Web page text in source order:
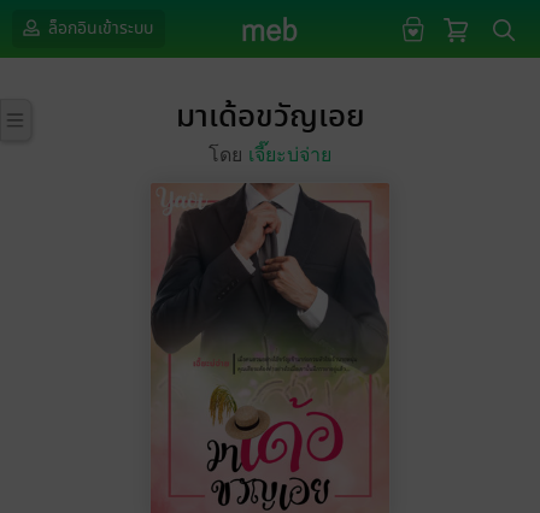
ล็อกอินเข้าระบบ
มาเด้อขวัญเอย
โดย เจี๊ยะบ่จ่าย